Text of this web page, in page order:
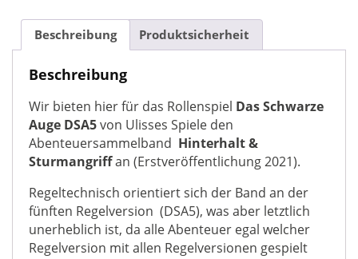
Das
Schwarze
Auge
DSA5
Beschreibung Produktsicherheit
Beschreibung
Wir bieten hier für das Rollenspiel Das Schwarze
Auge DSA5von Ulisses Spiele den
Abenteuersammelband Hinterhalt &
Sturmangriffan (Erstveröffentlichung 2021).
Regeltechnisch orientiert sich der Band an der
fünften Regelversion (DSA5), was aber letztlich
unerheblich ist, da alle Abenteuer egal welcher
Regelversion mit allen Regelversionen gespielt